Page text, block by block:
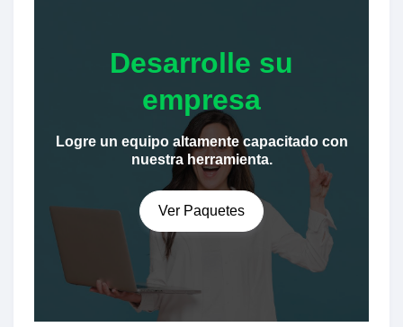
Desarrolle su
empresa
Logre un equipo altamente capacitado con
nuestra herramienta.
Ver Paquetes